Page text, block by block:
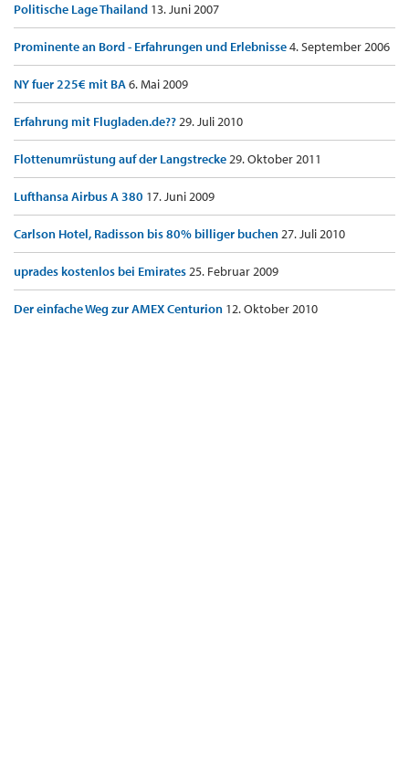
Politische Lage Thailand 13. Juni 2007
Prominente an Bord - Erfahrungen und Erlebnisse4. September 2006
NY fuer 225€ mit BA6. Mai 2009
Erfahrung mit Flugladen.de??29. Juli 2010
Flottenumrüstung auf der Langstrecke29. Oktober 2011
Lufthansa Airbus A 380 17. Juni 2009
Carlson Hotel, Radisson bis 80% billiger buchen27. Juli 2010
uprades kostenlos bei Emirates25. Februar 2009
Der einfache Weg zur AMEX Centurion 12. Oktober 2010